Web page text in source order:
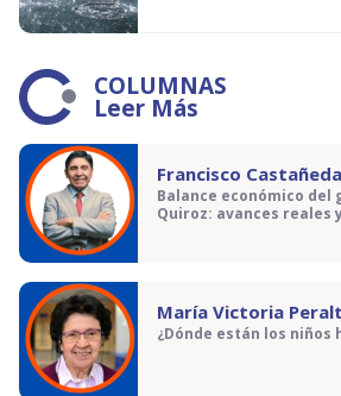
COLUMNAS
Leer Más
Francisco Castañeda
Balance económico del
Quiroz: avances reales
María Victoria
¿Dónde están los niños